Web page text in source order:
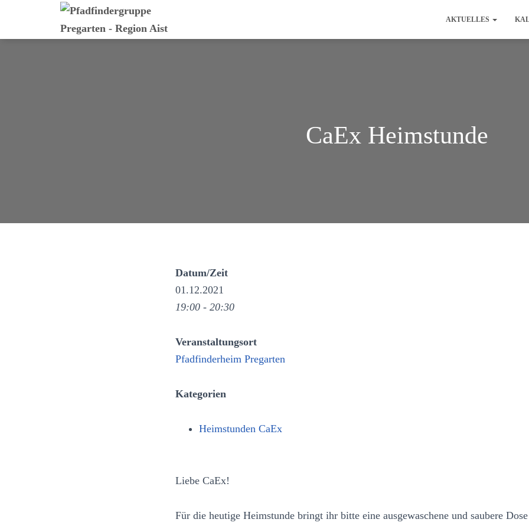
AKTUELLES
CaEx Heimstunde
Datum/Zeit
01.12.2021
19:00 - 20:30
Veranstaltungsort
Pfadfinderheim Pregarten
Kategorien
Heimstunden CaEx
Liebe CaEx!
Für die heutige Heimstunde bringt ihr bitte eine ausgewaschene und saubere